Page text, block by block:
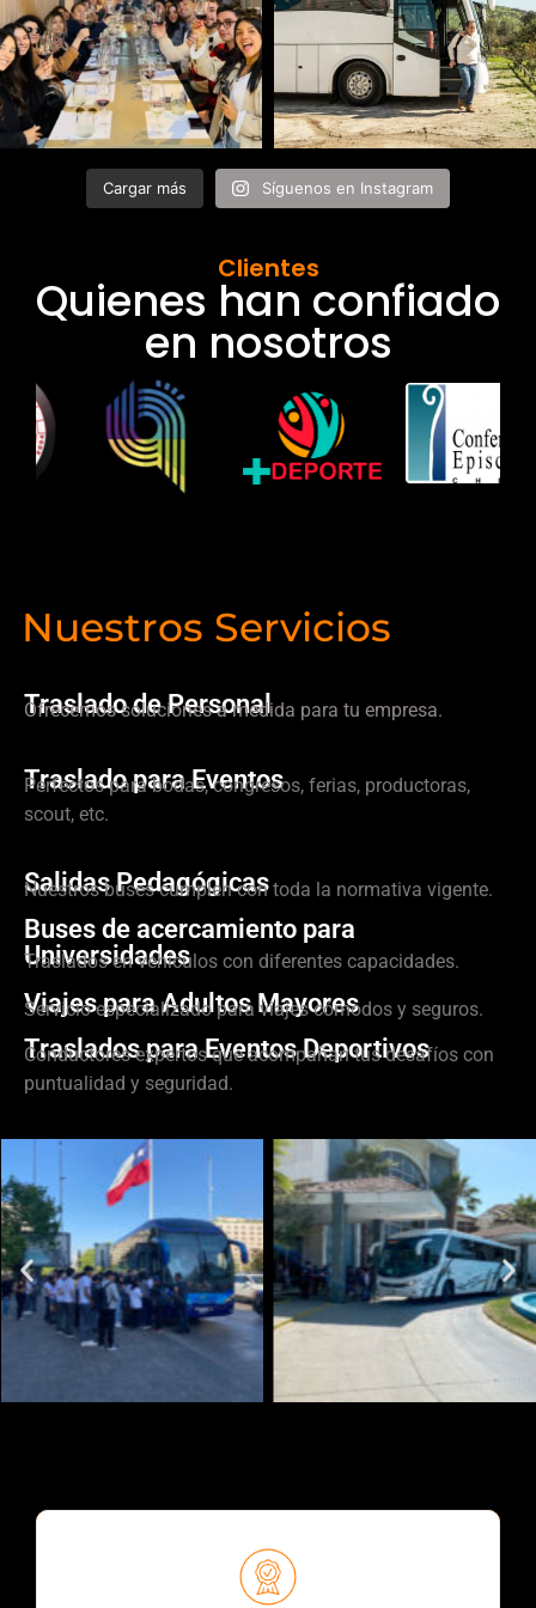
Cargar más Síguenos en Instagram
Clientes
Quienes han confiado
en nosotros
Nuestros Servicios
Traslado de Personal
Ofrecemos soluciones a medida para tu empresa.
Traslado para Eventos
Perfectos para bodas, congresos, ferias, productoras,
scout, etc.
Salidas Pedagógicas
Nuestros buses cumplen con toda la normativa vigente.
Buses de acercamiento para
Universidades
Traslados en vehículos con diferentes capacidades.
Viajes para Adultos Mayores
Servicio especializado para viajes cómodos y seguros.
Traslados para Eventos Deportivos
Conductores expertos que acompañan tus desafíos con
puntualidad y seguridad.